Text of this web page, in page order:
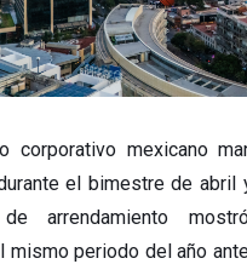
corporativo mexicano
el bimestre de abril
arrendamiento
mismo periodo del año